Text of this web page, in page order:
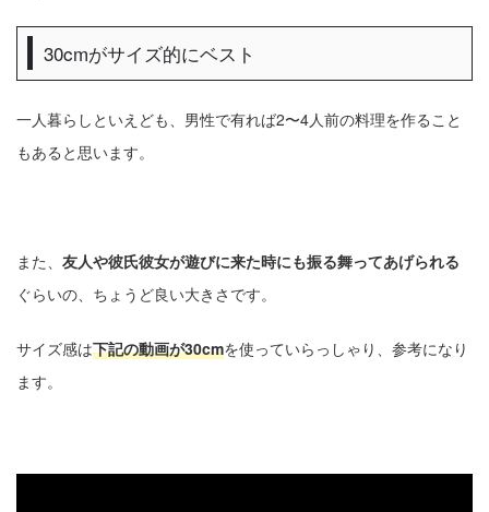
30cmがサイズ的にベスト
一人暮らしといえども、男性で有れば2〜4人前の料理を作ること
もあると思います。
また、 友人や彼氏彼女が遊びに来た時にも振る舞ってあげられる
ぐらいの、ちょうど良い大きさです。
サイズ感は下記の動画が30cmを使っていらっしゃり、参考になり
ます。